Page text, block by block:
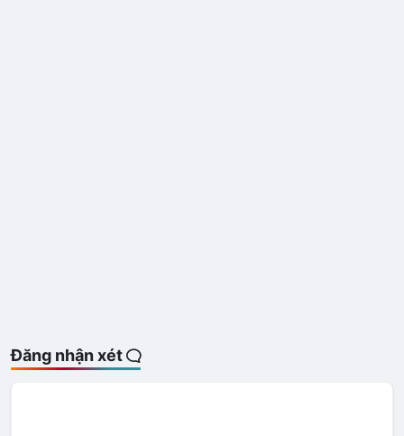
Đăng nhận xét